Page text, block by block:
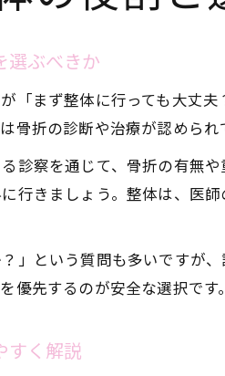
選ぶべきか
「まず整体に行っても大丈
骨折の診断や治療が認められ
診察を通じて、骨折の有無
行きましょう。整体は、医
」という質問も多いですが
優先するのが安全な選択です。
すく解説